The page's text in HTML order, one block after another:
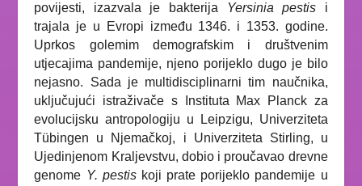
povijesti, izazvala je bakterija Yersinia pestis i
trajala je u Evropi između 1346. i 1353. godine.
Uprkos golemim demografskim i društvenim
utjecajima pandemije, njeno porijeklo dugo je bilo
nejasno. Sada je multidisciplinarni tim naučnika,
uključujući istraživače s Instituta Max Planck za
evolucijsku antropologiju u Leipzigu, Univerziteta
Tübingen u Njemačkoj, i Univerziteta Stirling, u
Ujedinjenom Kraljevstvu, dobio i proučavao drevne
genome Y. pestiskoji prate porijeklo pandemije u